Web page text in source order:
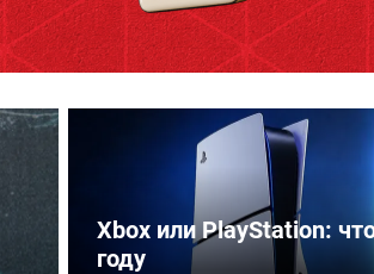
Xbox или PlayStation:
году